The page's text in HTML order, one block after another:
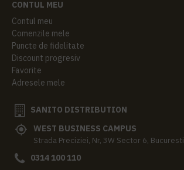
CONTUL MEU
Contul meu
Comenzile mele
Puncte de fidelitate
Discount progresiv
Favorite
Adresele mele
SANITO DISTRIBUTION
WEST BUSINESS CAMPUS
Strada Preciziei, Nr, 3W Sector 6, Bucuresti
0314 100 110